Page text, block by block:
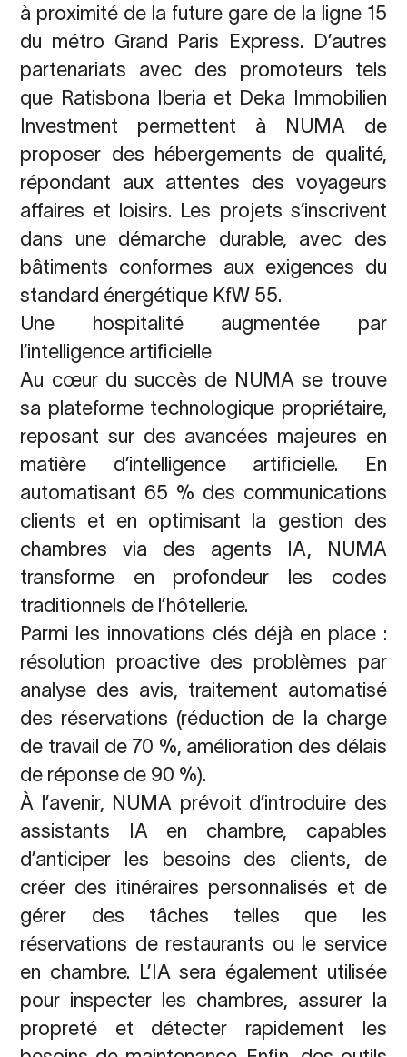
à proximité de la future gare de la ligne 15
du métro Grand Paris Express. D’autres
partenariats avec des promoteurs tels
que Ratisbona Iberia et Deka Immobilien
Investment permettent à NUMA de
proposer des hébergements de qualité,
répondant aux attentes des voyageurs
affaires et loisirs. Les projets s’inscrivent
dans une démarche durable, avec des
bâtiments conformes aux exigences du
standard énergétique KfW 55.
Une hospitalité augmentée par
l’intelligence artificielle
Au cœur du succès de NUMA se trouve
sa plateforme technologique propriétaire,
reposant sur des avancées majeures en
matière d’intelligence artificielle. En
automatisant 65 % des communications
clients et en optimisant la gestion des
chambres via des agents IA, NUMA
transforme en profondeur les codes
traditionnels de l’hôtellerie.
Parmi les innovations clés déjà en place :
résolution proactive des problèmes par
analyse des avis, traitement automatisé
des réservations (réduction de la charge
de travail de 70 %, amélioration des délais
de réponse de 90 %).
À l’avenir, NUMA prévoit d’introduire des
assistants IA en chambre, capables
d’anticiper les besoins des clients, de
créer des itinéraires personnalisés et de
gérer des tâches telles que les
réservations de restaurants ou le service
en chambre. L’IA sera également utilisée
pour inspecter les chambres, assurer la
propreté et détecter rapidement les